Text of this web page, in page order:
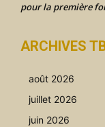
pour la première
ARCHIVES
août 2026
juillet 2026
juin 2026